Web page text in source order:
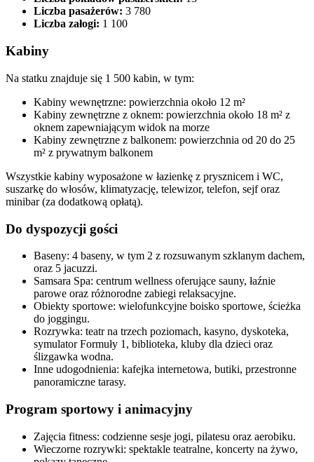
Liczba pasażerów: 3 780​
Liczba załogi: 1 100​
Kabiny
Na statku znajduje się 1 500 kabin, w tym:​
Kabiny wewnętrzne: powierzchnia około 12 m²
Kabiny zewnętrzne z oknem: powierzchnia około 18 m² z
oknem zapewniającym widok na morze
Kabiny zewnętrzne z balkonem: powierzchnia od 20 do 25
m² z prywatnym balkonem
Wszystkie kabiny wyposażone w łazienkę z prysznicem i WC,
suszarkę do włosów, klimatyzację, telewizor, telefon, sejf oraz
minibar (za dodatkową opłatą).​
Do dyspozycji gości
Baseny: 4 baseny, w tym 2 z rozsuwanym szklanym dachem,
oraz 5 jacuzzi.​
Samsara Spa: centrum wellness oferujące sauny, łaźnie
parowe oraz różnorodne zabiegi relaksacyjne.​
Obiekty sportowe: wielofunkcyjne boisko sportowe, ścieżka
do joggingu.​
Rozrywka: teatr na trzech poziomach, kasyno, dyskoteka,
symulator Formuły 1, biblioteka, kluby dla dzieci oraz
ślizgawka wodna.​
Inne udogodnienia: kafejka internetowa, butiki, przestronne
panoramiczne tarasy.​
Program sportowy i animacyjny
Zajęcia fitness: codzienne sesje jogi, pilatesu oraz aerobiku.​
Wieczorne rozrywki: spektakle teatralne, koncerty na żywo,